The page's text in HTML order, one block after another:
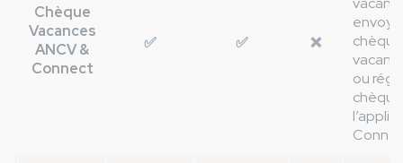
Chèque
Vacances
ANCV &
Connect
✅ ✅ ❌
ou
l’appli